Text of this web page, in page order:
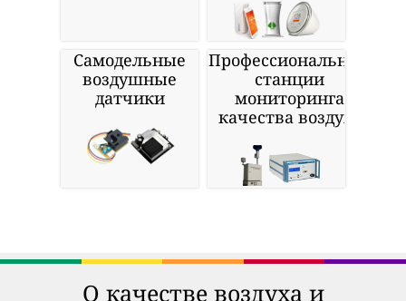
Самодельные
воздушные
датчики
Профессиональные
станции
мониторинга
качества воздуха
О качестве воздуха и